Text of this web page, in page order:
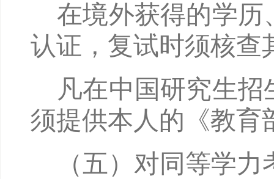
在境外获得的学
认证，复试时须核查
凡在中国研究生
须提供本人的《教育
（五）对同等学